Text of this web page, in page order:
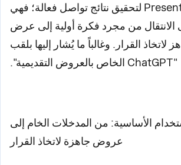
Presentations.AI لتحقيق نتائج تواصل فعالة؛ فهي
من مجرد فكرة أولية إلى عرض
القرار. وغالباً ما يُشار إليها بلقب
الأساسية: من المدخلات الخام إلى
عروض جاهزة لاتخاذ القرار